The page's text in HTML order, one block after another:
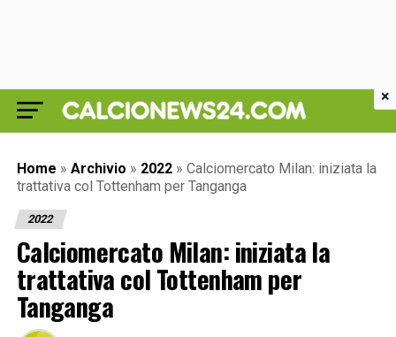
Home » Archivio » 2022 » Calciomercato Milan: iniziata la
trattativa col Tottenham per Tanganga
2022
Calciomercato Milan: iniziata la
trattativa col Tottenham per
Tanganga
×